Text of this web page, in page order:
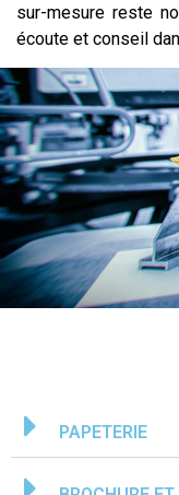
sur-mesure reste
écoute et conseil
PAPETERIE